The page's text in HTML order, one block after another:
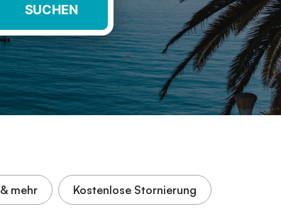
SUCHEN
& mehr Kostenlose Stornierung